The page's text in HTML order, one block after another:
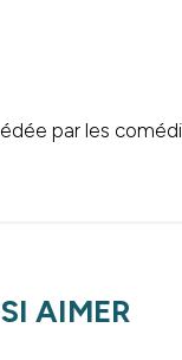
par les
AIMER